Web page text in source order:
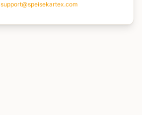
support@speisekartex.com